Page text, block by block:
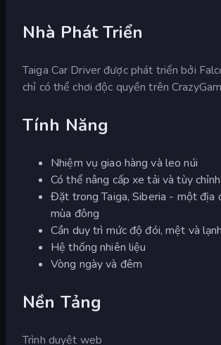
Nhà Phát Triển
Taiga Car Driver được phát triển bởi
chỉ có thể chơi độc quyền trên
Tính Năng
Nhiệm vụ giao hàng và leo núi
Có thể nâng cấp xe tải và tùy
Đặt trong Taiga, Siberia - một địa
mùa đông
Cần duy trì mức độ đói, mệt và lạnh
Hệ thống nhiên liệu
Vòng ngày và đêm
Nền Tảng
Trình duyệt web